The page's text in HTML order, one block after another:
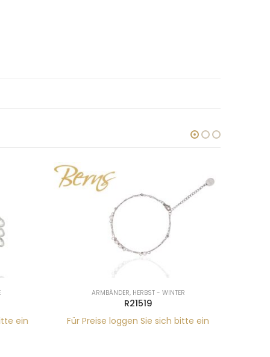
ein
ARMBÄNDER,HERBST - WINTER
R21519
Für Preise loggen Sie sich bitte ein